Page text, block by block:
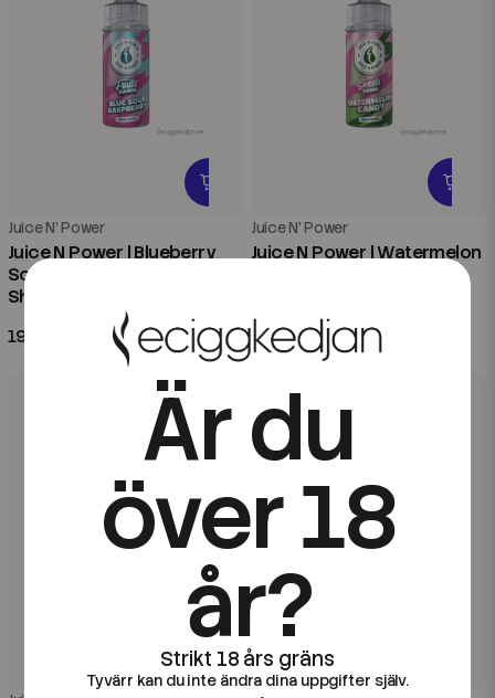
Juice N' Power
Juice N Power | Blueberry
Sour Raspberry | 100ml
Shortfill
199 kr
Juice N' Power
Juice N Power | Watermelon
199 kr
Är du
över 18
år?
Tyvärr kan du inte ändra dina uppgifter själv.